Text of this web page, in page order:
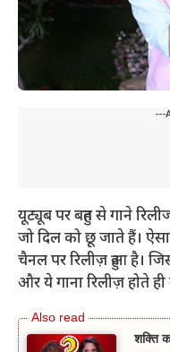
---
यूट्यूब पर बहुत से गाने
जो दिल को छू जाते हैं।
चैनल पर रिलीज़ हुआ है।
और ये गाना रिलीज़ होते ही
शक्ति